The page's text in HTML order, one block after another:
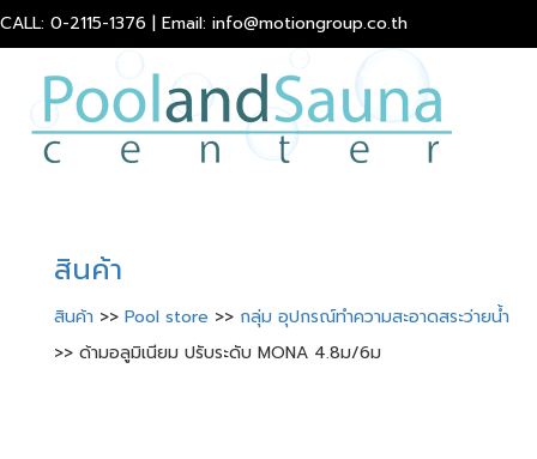
CALL: 0-2115-1376 | Email: info@motiongroup.co.th
สินค้า
สินค้า >> Pool store >> กลุ่ม อุปกรณ์ทำความสะอาดสระว่ายน้ำ
>> ด้ามอลูมิเนียม ปรับระดับ MONA 4.8ม/6ม